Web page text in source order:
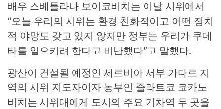
배우 스베틀라나 보이코비치는 이날 시위에서
“오늘 우리의 시위는 환경 친화적이고 어떤 정치
적 야망도 갖고 있지 않지만 정부는 우리가 쿠데
타를 일으키려 한다고 비난했다”고 말했다.
광산이 건설될 예정인 세르비아 서부 가다르 지
역의 시위 지도자이자 농부인 즐라트코 코카노
비치는 시위대에게 도시의 주요 기차역 두 곳을